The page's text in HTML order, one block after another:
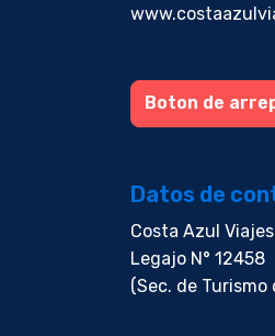
Boton de
Datos de
Costa Azul Viajes
Legajo N° 12458
(Sec. de Turismo